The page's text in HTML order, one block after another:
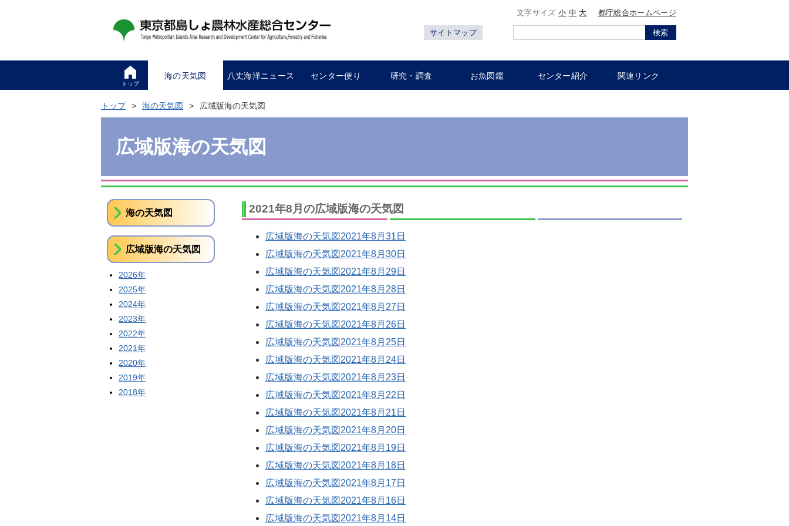
文字サイズ小 中 大 都庁総合ホームページ
サイトマップ 検索
トップ
海の天気図 八丈海洋ニュース センター便り 研究・調査 お魚図鑑 センター紹介 関連リンク
トップ 海の天気図 広域版海の天気図
広域版海の天気図
2021年8月の広域版海の天気図
広域版海の天気図2021年8月31日
広域版海の天気図2021年8月30日
広域版海の天気図2021年8月29日
広域版海の天気図2021年8月28日
広域版海の天気図2021年8月27日
広域版海の天気図2021年8月26日
広域版海の天気図2021年8月25日
広域版海の天気図2021年8月24日
広域版海の天気図2021年8月23日
広域版海の天気図2021年8月22日
広域版海の天気図2021年8月21日
広域版海の天気図2021年8月20日
広域版海の天気図2021年8月19日
広域版海の天気図2021年8月18日
広域版海の天気図2021年8月17日
広域版海の天気図2021年8月16日
広域版海の天気図2021年8月14日
海の天気図
広域版海の天気図
2026年
2025年
2024年
2023年
2022年
2021年
2020年
2019年
2018年